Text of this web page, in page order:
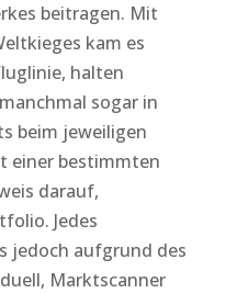
beitragen. Mit
kam es
halten
sogar in
beim jeweiligen
einer bestimmten
darauf,
Jedes
jedoch aufgrund des
Marktscanner